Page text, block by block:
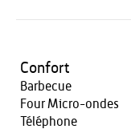
Confort
Barbecue
Four Micro-ondes
Téléphone